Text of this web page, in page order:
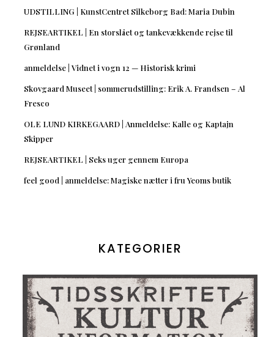
UDSTILLING | KunstCentret Silkeborg Bad: Maria Dubin
REJSEARTIKEL | En storslået og tankevækkende rejse til
Grønland
anmeldelse | Vidnet i vogn 12 — Historisk krimi
Skovgaard Museet | sommerudstilling: Erik A. Frandsen – Al
Fresco
OLE LUND KIRKEGAARD | Anmeldelse: Kalle og Kaptajn
Skipper
REJSEARTIKEL | Seks uger gennem Europa
feel good | anmeldelse: Magiske nætter i fru Yeoms butik
KATEGORIER